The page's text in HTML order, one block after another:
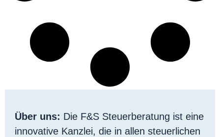
Über uns: Die F&S Steuerberatung ist eine
innovative Kanzlei, die in allen steuerlichen